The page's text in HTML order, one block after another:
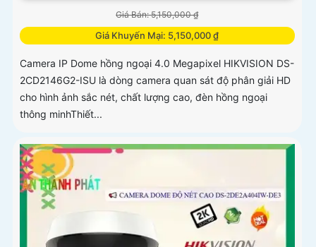
Giá Bán: 5,150,000 ₫
Giá Khuyến Mại: 5,150,000 ₫
Camera IP Dome hồng ngoại 4.0 Megapixel HIKVISION DS-
2CD2146G2-ISU là dòng camera quan sát độ phân giải HD
cho hình ảnh sắc nét, chất lượng cao, đèn hồng ngoại
thông minhThiết...